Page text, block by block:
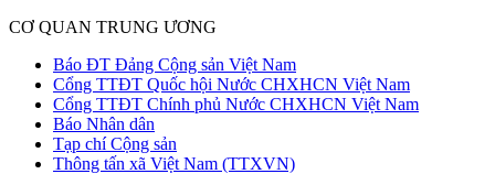
CƠ QUAN TRUNG ƯƠNG
Báo ĐT Đảng Cộng sản Việt Nam
Cổng TTĐT Quốc hội Nước CHXHCN Việt Nam
Cổng TTĐT Chính phủ Nước CHXHCN Việt Nam
Báo Nhân dân
Tạp chí Cộng sản
Thông tấn xã Việt Nam (TTXVN)